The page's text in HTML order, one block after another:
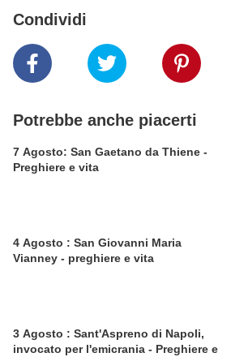
Condividi
Potrebbe anche piacerti
7 Agosto: San Gaetano da Thiene -
Preghiere e vita
4 Agosto : San Giovanni Maria
Vianney - preghiere e vita
3 Agosto : Sant'Aspreno di Napoli,
invocato per l'emicrania - Preghiere e